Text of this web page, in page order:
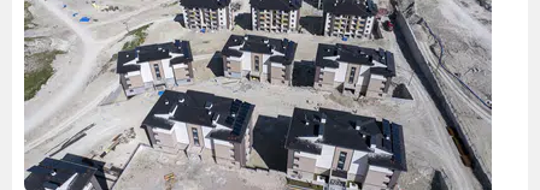
Mardin
Muğla
Muş
Nevşehir